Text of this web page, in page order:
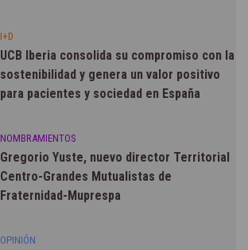
I+D
UCB Iberia consolida su compromiso con la
sostenibilidad y genera un valor positivo
para pacientes y sociedad en España
NOMBRAMIENTOS
Gregorio Yuste, nuevo director Territorial
Centro-Grandes Mutualistas de
Fraternidad-Muprespa
OPINIÓN